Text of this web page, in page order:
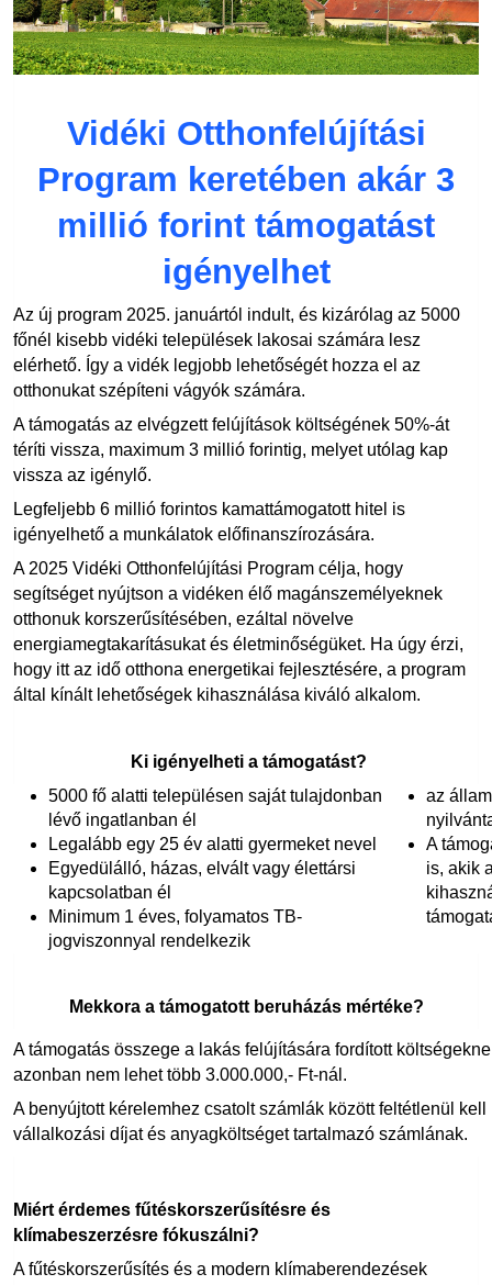
Vidéki Otthonfelújítási
Program keretében akár 3
millió forint támogatást
igényelhet
Az új program 2025. januártól indult, és kizárólag az 5000
főnél kisebb vidéki települések lakosai számára lesz
elérhető. Így a vidék legjobb lehetőségét hozza el az
otthonukat szépíteni vágyók számára.
A támogatás az elvégzett felújítások költségének 50%-át
téríti vissza, maximum 3 millió forintig, melyet utólag kap
vissza az igénylő.
Legfeljebb 6 millió forintos kamattámogatott hitel is
igényelhető a munkálatok előfinanszírozására.
A 2025 Vidéki Otthonfelújítási Program célja, hogy
segítséget nyújtson a vidéken élő magánszemélyeknek
otthonuk korszerűsítésében, ezáltal növelve
energiamegtakarításukat és életminőségüket. Ha úgy érzi,
hogy itt az idő otthona energetikai fejlesztésére, a program
által kínált lehetőségek kihasználása kiváló alkalom.
Ki igényelheti a támogatást?
5000 fő alatti településen saját tulajdonban
lévő ingatlanban él
Legalább egy 25 év alatti gyermeket nevel
Egyedülálló, házas, elvált vagy élettársi
kapcsolatban él
Minimum 1 éves, folyamatos TB-
jogviszonnyal rendelkezik
az
A
is, akik
Mekkora a támogatott beruházás mértéke?
A támogatás összege a lakás felújítására fordított
azonban nem lehet több 3.000.000,- Ft-nál.
A benyújtott kérelemhez csatolt számlák között feltétlenül
vállalkozási díjat és anyagköltséget tartalmazó számlának.
Miért érdemes fűtéskorszerűsítésre és
klímabeszerzésre fókuszálni?
A fűtéskorszerűsítés és a modern klímaberendezések